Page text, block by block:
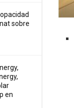
sobre
en